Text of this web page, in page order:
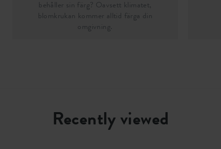
behåller sin färg? Oavsett klimatet,
blomkrukan kommer alltid färga din
omgivning.
Recently viewed